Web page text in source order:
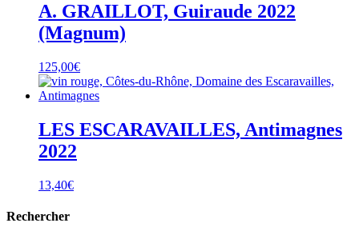
A. GRAILLOT, Guiraude 2022
(Magnum)
125,00€
LES ESCARAVAILLES, Antimagnes
2022
13,40€
Rechercher